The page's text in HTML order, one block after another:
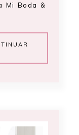
Mi Boda &